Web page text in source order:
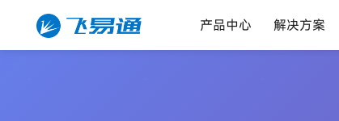
产品中心 解决方案